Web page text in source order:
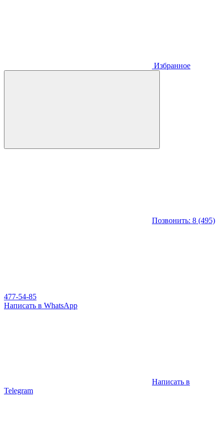
Избранное
Позвонить: 8 (495)
477-54-85
Написать в WhatsApp
Написать в
Telegram